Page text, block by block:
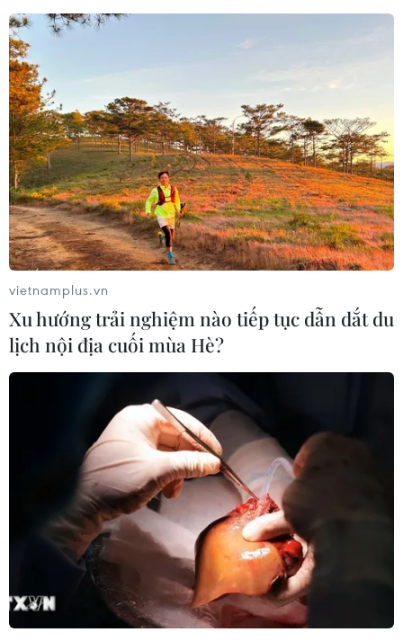
vietnamplus.vn
Xu hướng trải nghiệm nào tiếp tục dẫn dắt du
lịch nội địa cuối mùa Hè?